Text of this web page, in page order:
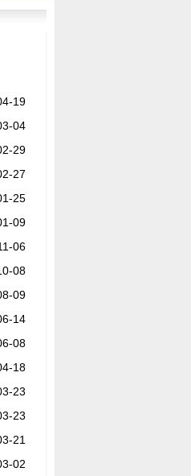
19
04
29
27
25
09
06
08
09
14
08
18
23
23
21
02